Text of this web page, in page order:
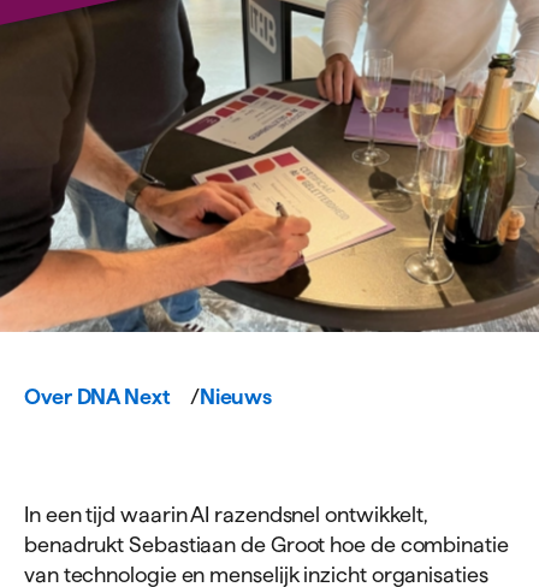
Over DNA Next Nieuws
In een tijd waarin AI razendsnel ontwikkelt,
benadrukt Sebastiaan de Groot hoe de combinatie
van technologie en menselijk inzicht organisaties